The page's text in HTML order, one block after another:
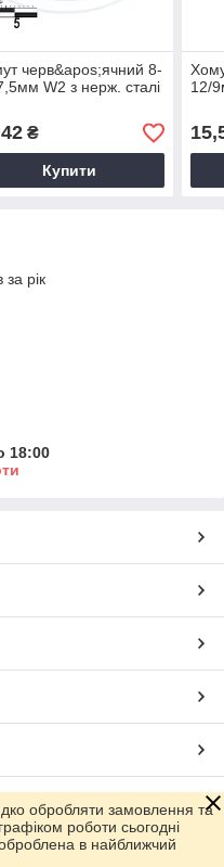
черв&apos;ячний 8-
W2 з нерж. сталі
₴
Купити
12/
за рік
18:00
Prom.ua
обробляти замовлення та
роботи сьогодні
в найближчий